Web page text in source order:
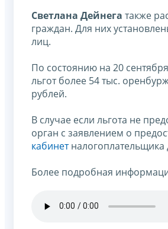
Светлана Дейнега также
граждан. Для них
лиц.
По состоянию на 20
льгот более 54 тыс.
рублей.
В случае если льгота не
орган с заявлением о
кабинетналогоплательщика
Более подробная